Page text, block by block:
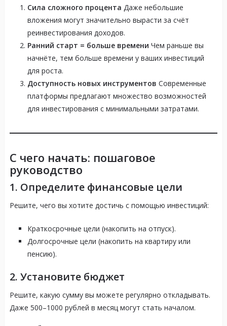
Сила сложного процента Даже небольшие
вложения могут значительно вырасти за счёт
реинвестирования доходов.
Ранний старт = больше времени Чем раньше вы
начнёте, тем больше времени у ваших инвестиций
для роста.
Доступность новых инструментов Современные
платформы предлагают множество возможностей
для инвестирования с минимальными затратами.
С чего начать: пошаговое
руководство
1. Определите финансовые цели
Решите, чего вы хотите достичь с помощью инвестиций:
Краткосрочные цели (накопить на отпуск).
Долгосрочные цели (накопить на квартиру или
пенсию).
2. Установите бюджет
Решите, какую сумму вы можете регулярно откладывать.
Даже 500–1000 рублей в месяц могут стать началом.